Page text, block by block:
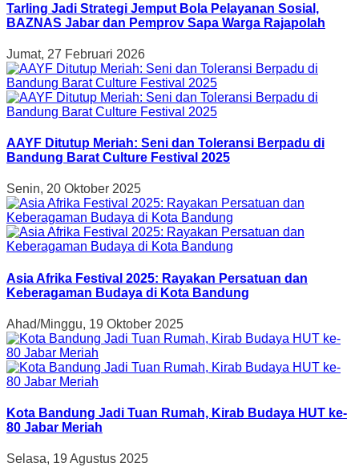
Tarling Jadi Strategi Jemput Bola Pelayanan Sosial,
BAZNAS Jabar dan Pemprov Sapa Warga Rajapolah
Jumat, 27 Februari 2026
AAYF Ditutup Meriah: Seni dan Toleransi Berpadu di
Bandung Barat Culture Festival 2025
Senin, 20 Oktober 2025
Asia Afrika Festival 2025: Rayakan Persatuan dan
Keberagaman Budaya di Kota Bandung
Ahad/Minggu, 19 Oktober 2025
Kota Bandung Jadi Tuan Rumah, Kirab Budaya HUT ke-
80 Jabar Meriah
Selasa, 19 Agustus 2025